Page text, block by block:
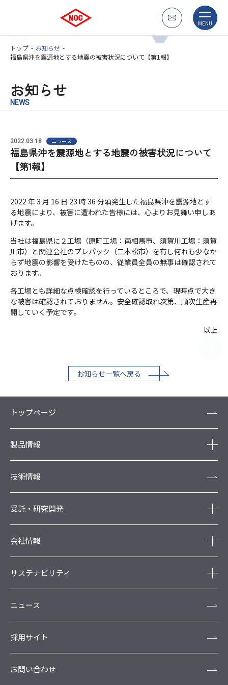
MENU
トップ
お知らせ
福島県沖を震源地とする地震の被害状況について【第1報】
お知らせ
NEWS
2022.03.18 ニュース
福島県沖を震源地とする地震の被害状況について
【第1報】
2022 年 3 月 16 日 23 時 36 分頃発生した福島県沖を震源地とす
る地震により、被害に遭われた皆様には、心よりお見舞い申しあ
げます。
当社は福島県に２工場（原町工場：南相馬市、須賀川工場：須賀
川市）と関連会社のプレパック（二本松市）を有し何れも少なか
らず地震の影響を受けたものの、従業員全員の無事は確認されて
おります。
各工場とも詳細な点検確認を行っているところで、現時点で大き
な被害は確認されておりません。安全確認取れ次第、順次生産再
開していく予定です。
以上
お知らせ一覧へ戻る
トップページ
製品情報
技術情報
受託・研究開発
会社情報
サステナビリティ
ニュース
採用サイト
お問い合わせ